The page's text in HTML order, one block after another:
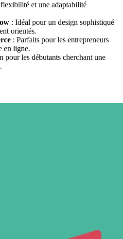
et une adaptabilité
: Idéal pour un design sophistiqué
orientés.
: Parfaits pour les entrepreneurs
en ligne.
pour les débutants cherchant une